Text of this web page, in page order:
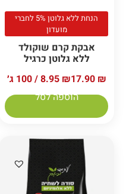
הנחת ללא גלוטן 5% לחברי
מועדון
אבקת קרם שוקולד
ללא גלוטן כרגיל
17.90 ₪
8.95 ₪
/ 100 ג׳
הוספה לסל